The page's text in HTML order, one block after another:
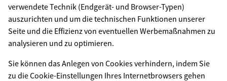
verwendete Technik (Endgerät- und Browser-Typen)
auszurichten und um die technischen Funktionen unserer
Seite und die Effizienz von eventuellen Werbemaßnahmen zu
analysieren und zu optimieren.
Sie können das Anlegen von Cookies verhindern, indem Sie
zu die Cookie-Einstellungen Ihres Internetbrowsers gehen